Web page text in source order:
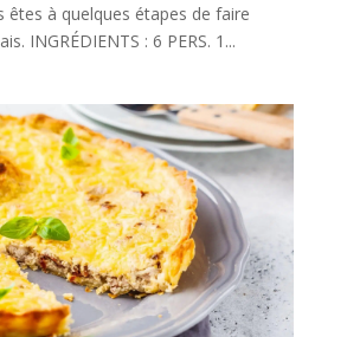
êtes à quelques étapes de faire
INGRÉDIENTS : 6 PERS. 1...